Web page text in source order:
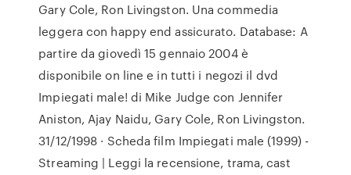
Gary Cole, Ron Livingston. Una commedia
leggera con happy end assicurato. Database: A
partire da giovedì 15 gennaio 2004 è
disponibile on line e in tutti i negozi il dvd
Impiegati male! di Mike Judge con Jennifer
Aniston, Ajay Naidu, Gary Cole, Ron Livingston.
31/12/1998 · Scheda film Impiegati male (1999) -
Streaming | Leggi la recensione, trama, cast